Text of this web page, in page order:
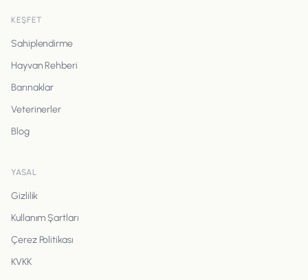
KEŞFET
Sahiplendirme
Hayvan Rehberi
Barınaklar
Veterinerler
Blog
YASAL
Gizlilik
Kullanım Şartları
Çerez Politikası
KVKK